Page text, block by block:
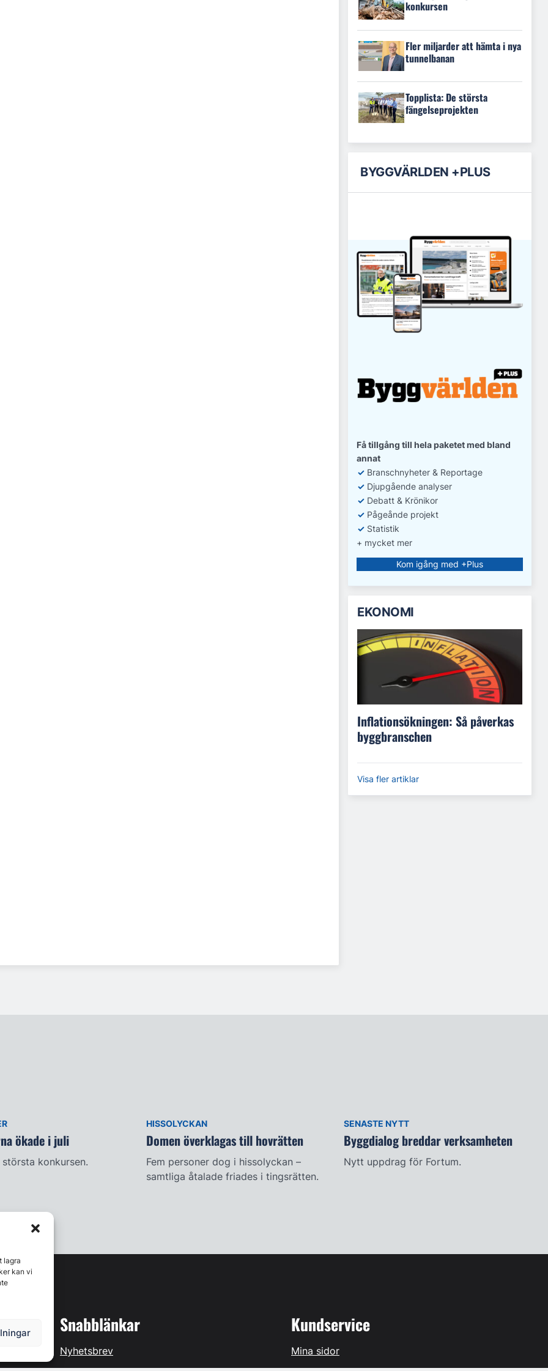
lagra
kan vi
konkursen
Fler miljarder att hämta i nya
tunnelbanan
Topplista: De största
fängelseprojekten
BYGGVÄRLDEN +PLUS
Få tillgång till hela paketet med bland
annat
✓ Branschnyheter & Reportage
✓ Djupgående analyser
✓ Debatt & Krönikor
✓ Pågeånde projekt
✓ Statistik
+ mycket mer
Kom igång med +Plus
EKONOMI
Inflationsökningen: Så påverkas
byggbranschen
Visa fler artiklar
ökade i juli
konkursen.
HISSOLYCKAN
Domen överklagas till hovrätten
Fem personer dog i hissolyckan –
samtliga åtalade friades i tingsrätten.
SENASTE NYTT
Byggdialog breddar verksamheten
Nytt uppdrag för Fortum.
Snabblänkar
Nyhetsbrev
Kundservice
Mina sidor